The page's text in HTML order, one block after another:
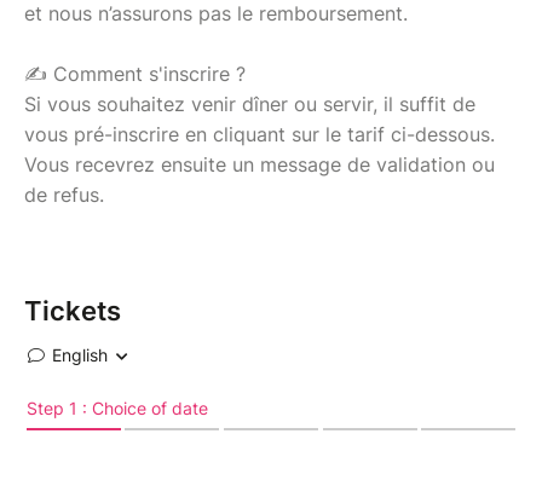
et nous n’assurons pas le remboursement.
✍️ Comment s'inscrire ?
Si vous souhaitez venir dîner ou servir, il suffit de
vous pré-inscrire en cliquant sur le tarif ci-dessous.
Vous recevrez ensuite un message de validation ou
de refus.
Tickets